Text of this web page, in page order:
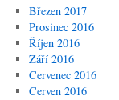
Březen 2017
Prosinec 2016
Říjen 2016
Září 2016
Červenec 2016
Červen 2016